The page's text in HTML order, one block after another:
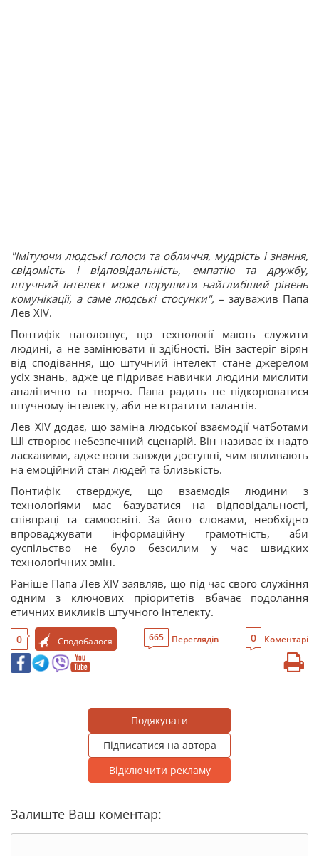
"Імітуючи людські голоси та обличчя, мудрість і знання,
свідомість і відповідальність, емпатію та дружбу,
штучний інтелект може порушити найглибший рівень
комунікації, а саме людські стосунки", – зауважив Папа
Лев XIV.
Понтифік наголошує, що технології мають служити
людині, а не замінювати її здібності. Він застеріг вірян
від сподівання, що штучний інтелект стане джерелом
усіх знань, адже це підриває навички людини мислити
аналітично та творчо. Папа радить не підкорюватися
штучному інтелекту, аби не втратити талантів.
Лев XIV додає, що заміна людської взаємодії чатботами
ШІ створює небезпечний сценарій. Він називає їх надто
ласкавими, адже вони завжди доступні, чим впливають
на емоційний стан людей та близькість.
Понтифік стверджує, що взаємодія людини з
технологіями має базуватися на відповідальності,
співпраці та самоосвіті. За його словами, необхідно
впроваджувати інформаційну грамотність, аби
суспільство не було безсилим у час швидких
технологічних змін.
Раніше Папа Лев XIV заявляв, що під час свого служіння
одним з ключових пріоритетів вбачає подолання
етичних викликів штучного інтелекту.
0 Сподобалося 665 Переглядів 0 Коментарі
Подякувати
Підписатися на автора
Відключити рекламу
Залиште Ваш коментар: